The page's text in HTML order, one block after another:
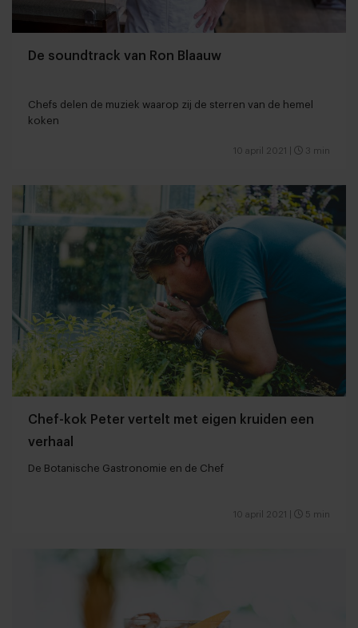
De soundtrack van Ron Blaauw
Chefs delen de muziek waarop zij de sterren van de hemel
koken
10 april 2021 3 min
Chef-kok Peter vertelt met eigen kruiden een
verhaal
De Botanische Gastronomie en de Chef
10 april 2021 5 min